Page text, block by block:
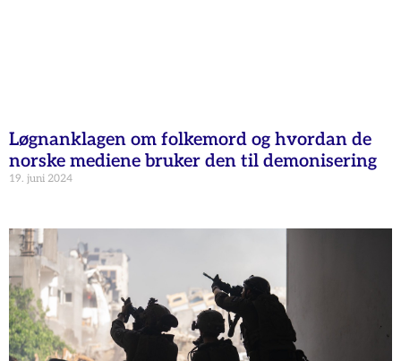
Løgnanklagen om folkemord og hvordan de
norske mediene bruker den til demonisering
19. juni 2024